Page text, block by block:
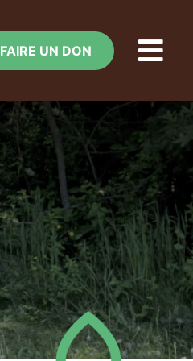
FAIRE UN DON